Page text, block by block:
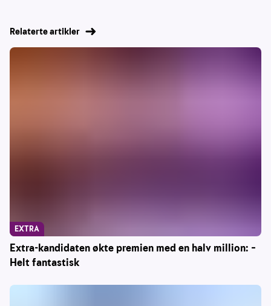
Relaterte artikler
Extra-kandidaten økte premien med en halv million: –
Helt fantastisk
EXTRA